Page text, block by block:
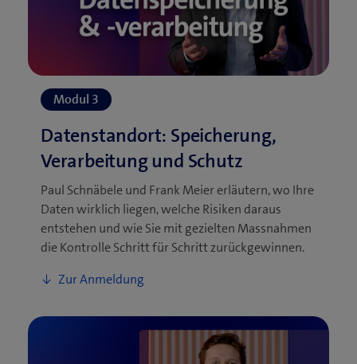
Paul Schnäbele und Frank Meier erläutern, wo Ihre
Daten wirklich liegen, welche Risiken daraus
entstehen und wie Sie mit gezielten Massnahmen
die Kontrolle Schritt für Schritt zurückgewinnen.